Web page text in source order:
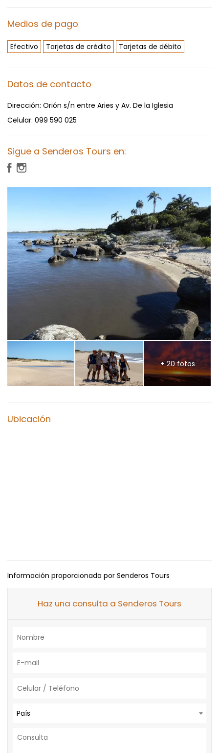
Medios de pago
Efectivo Tarjetas de crédito Tarjetas de débito
Datos de contacto
Dirección: Orión s/n entre Aries y Av. De la Iglesia
Celular: 099 590 025
Sigue a Senderos Tours en:
+ 20 fotos
Ubicación
Información proporcionada por Senderos Tours
Haz una consulta a Senderos Tours
País